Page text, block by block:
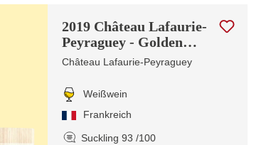
2019 Château Lafaurie-
Peyraguey - Golden
Edition | MG
Château Lafaurie-Peyraguey
Weißwein
Frankreich
Suckling 93 /100